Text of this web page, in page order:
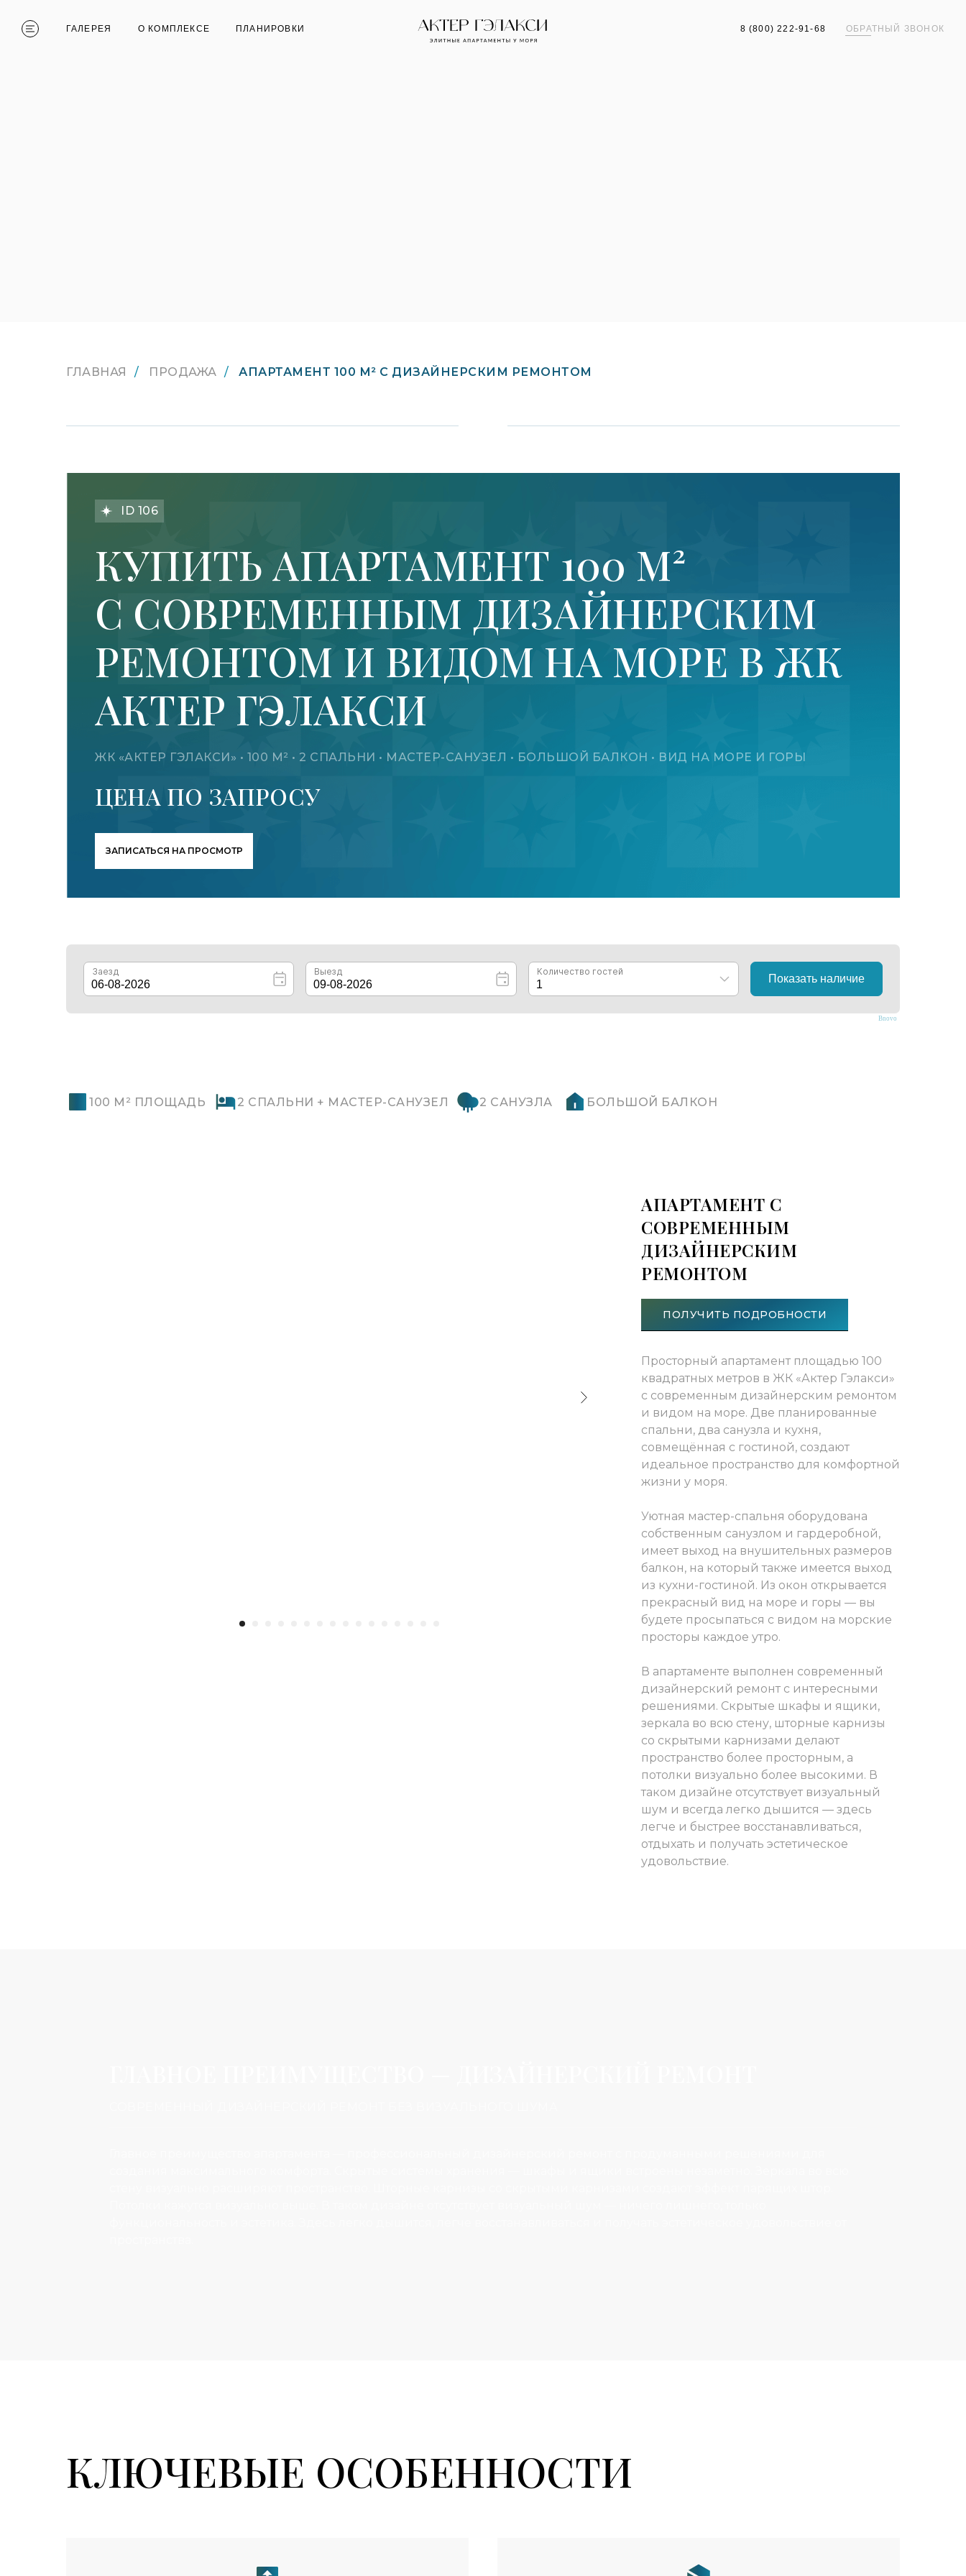
8 (800) 222-91-68 ОБРАТНЫЙ ЗВОНОК
ГАЛЕРЕЯ ПЛАНИРОВКИ
О КОМПЛЕКСЕ
ГЛАВНАЯ / ПРОДАЖА / АПАРТАМЕНТ 100 М² С ДИЗАЙНЕРСКИМ РЕМОНТОМ
LET'S GO!
ЦЕНА ПО ЗАПРОСУ
КУПИТЬ АПАРТАМЕНТ 100 М²
С СОВРЕМЕННЫМ ДИЗАЙНЕРСКИМ
РЕМОНТОМ И ВИДОМ НА МОРЕ В ЖК
АКТЕР ГЭЛАКСИ
ЖК «АКТЕР ГЭЛАКСИ» • 100 М² • 2 СПАЛЬНИ • МАСТЕР-САНУЗЕЛ • БОЛЬШОЙ БАЛКОН • ВИД НА МОРЕ И ГОРЫ
ID 106
ЗАПИСАТЬСЯ НА ПРОСМОТР
Bnovo
100 М² ПЛОЩАДЬ 2 СПАЛЬНИ + МАСТЕР-САНУЗЕЛ 2 САНУЗЛА БОЛЬШОЙ БАЛКОН
АПАРТАМЕНТ С
СОВРЕМЕННЫМ
ДИЗАЙНЕРСКИМ
РЕМОНТОМ
ПОЛУЧИТЬ ПОДРОБНОСТИ
Просторный апартамент площадью 100
квадратных метров в ЖК «Актер Гэлакси»
с современным дизайнерским ремонтом
и видом на море. Две планированные
спальни, два санузла и кухня,
совмещённая с гостиной, создают
идеальное пространство для комфортной
жизни у моря.
Уютная мастер-спальня оборудована
собственным санузлом и гардеробной,
имеет выход на внушительных размеров
балкон, на который также имеется выход
из кухни-гостиной. Из окон открывается
прекрасный вид на море и горы — вы
будете просыпаться с видом на морские
просторы каждое утро.
В апартаменте выполнен современный
дизайнерский ремонт с интересными
решениями. Скрытые шкафы и ящики,
зеркала во всю стену, шторные карнизы
со скрытыми карнизами делают
пространство более просторным, а
потолки визуально более высокими. В
таком дизайне отсутствует визуальный
шум и всегда легко дышится — здесь
легче и быстрее восстанавливаться,
отдыхать и получать эстетическое
удовольствие.
КЛЮЧЕВЫЕ ОСОБЕННОСТИ